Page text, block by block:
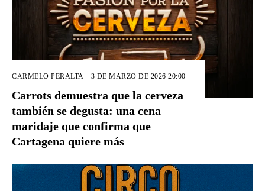
CARMELO PERALTA - 3 DE MARZO DE 2026 20:00
Carrots demuestra que la cerveza
también se degusta: una cena
maridaje que confirma que
Cartagena quiere más